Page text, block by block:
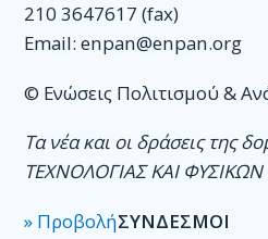
210 3647617 (fax)
Email: enpan@enpan.org
© Ενώσεις Πολιτισμού &
Τα νέα και οι δράσεις της
ΤΕΧΝΟΛΟΓΙΑΣ ΚΑΙ
» ΠροβολήΣΥΝΔΕΣΜΟΙ